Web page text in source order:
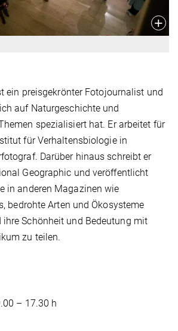
ein preisgekrönter Fotojournalist und
auf Naturgeschichte und
spezialisiert hat. Er arbeitet für
für Verhaltensbiologie in
Darüber hinaus schreibt er
Geographic und veröffentlicht
in anderen Magazinen wie
bedrohte Arten und Ökosysteme
ihre Schönheit und Bedeutung mit
zu teilen.
– 17.30 h